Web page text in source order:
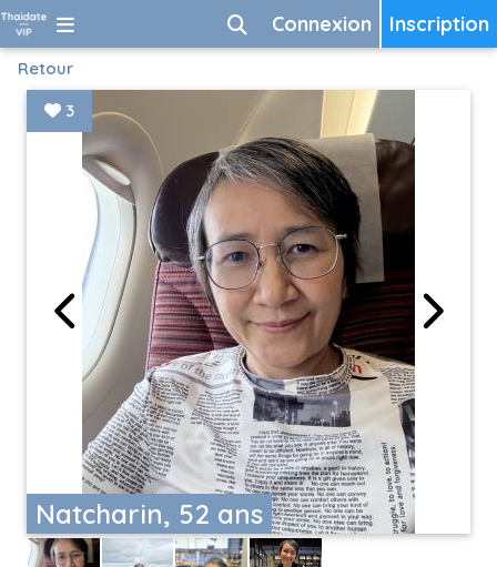
Inscription
Connexion
Retour
Natcharin, 52 ans
3